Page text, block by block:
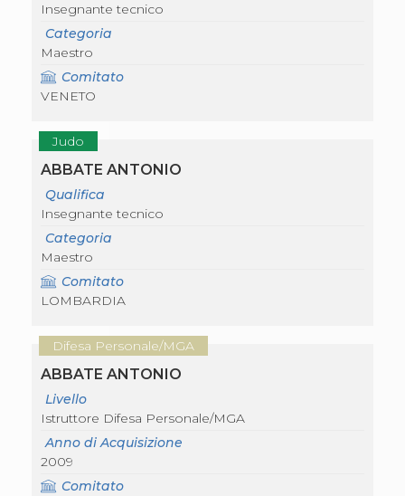
Insegnante tecnico
Categoria
Maestro
Comitato
VENETO
Judo
ABBATE ANTONIO
Qualifica
Insegnante tecnico
Categoria
Maestro
Comitato
LOMBARDIA
Difesa Personale/MGA
ABBATE ANTONIO
Livello
Istruttore Difesa Personale/MGA
Anno di Acquisizione
2009
Comitato